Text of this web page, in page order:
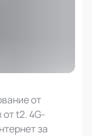
от
t2. 4G-
за